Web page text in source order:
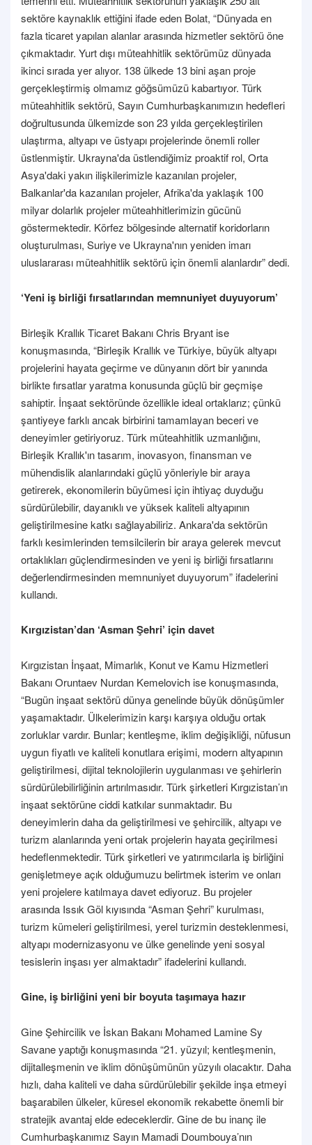
sektöre kaynaklık ettiğini ifade eden Bolat, “Dünyada en
fazla ticaret yapılan alanlar arasında hizmetler sektörü öne
çıkmaktadır. Yurt dışı müteahhitlik sektörümüz dünyada
ikinci sırada yer alıyor. 138 ülkede 13 bini aşan proje
gerçekleştirmiş olmamız göğsümüzü kabartıyor. Türk
müteahhitlik sektörü, Sayın Cumhurbaşkanımızın hedefleri
doğrultusunda ülkemizde son 23 yılda gerçekleştirilen
ulaştırma, altyapı ve üstyapı projelerinde önemli roller
üstlenmiştir. Ukrayna'da üstlendiğimiz proaktif rol, Orta
Asya'daki yakın ilişkilerimizle kazanılan projeler,
Balkanlar'da kazanılan projeler, Afrika'da yaklaşık 100
milyar dolarlık projeler müteahhitlerimizin gücünü
göstermektedir. Körfez bölgesinde alternatif koridorların
oluşturulması, Suriye ve Ukrayna'nın yeniden imarı
uluslararası müteahhitlik sektörü için önemli alanlardır” dedi.
‘Yeni iş birliği fırsatlarından memnuniyet duyuyorum’
Birleşik Krallık Ticaret Bakanı Chris Bryant ise
konuşmasında, “Birleşik Krallık ve Türkiye, büyük altyapı
projelerini hayata geçirme ve dünyanın dört bir yanında
birlikte fırsatlar yaratma konusunda güçlü bir geçmişe
sahiptir. İnşaat sektöründe özellikle ideal ortaklarız; çünkü
şantiyeye farklı ancak birbirini tamamlayan beceri ve
deneyimler getiriyoruz. Türk müteahhitlik uzmanlığını,
Birleşik Krallık'ın tasarım, inovasyon, finansman ve
mühendislik alanlarındaki güçlü yönleriyle bir araya
getirerek, ekonomilerin büyümesi için ihtiyaç duyduğu
sürdürülebilir, dayanıklı ve yüksek kaliteli altyapının
geliştirilmesine katkı sağlayabiliriz. Ankara'da sektörün
farklı kesimlerinden temsilcilerin bir araya gelerek mevcut
ortaklıkları güçlendirmesinden ve yeni iş birliği fırsatlarını
değerlendirmesinden memnuniyet duyuyorum” ifadelerini
kullandı.
Kırgızistan’dan ‘Asman Şehri’ için davet
Kırgızistan İnşaat, Mimarlık, Konut ve Kamu Hizmetleri
Bakanı Oruntaev Nurdan Kemelovich ise konuşmasında,
“Bugün inşaat sektörü dünya genelinde büyük dönüşümler
yaşamaktadır. Ülkelerimizin karşı karşıya olduğu ortak
zorluklar vardır. Bunlar; kentleşme, iklim değişikliği, nüfusun
uygun fiyatlı ve kaliteli konutlara erişimi, modern altyapının
geliştirilmesi, dijital teknolojilerin uygulanması ve şehirlerin
sürdürülebilirliğinin artırılmasıdır. Türk şirketleri Kırgızistan’ın
inşaat sektörüne ciddi katkılar sunmaktadır. Bu
deneyimlerin daha da geliştirilmesi ve şehircilik, altyapı ve
turizm alanlarında yeni ortak projelerin hayata geçirilmesi
hedeflenmektedir. Türk şirketleri ve yatırımcılarla iş birliğini
genişletmeye açık olduğumuzu belirtmek isterim ve onları
yeni projelere katılmaya davet ediyoruz. Bu projeler
arasında Issık Göl kıyısında “Asman Şehri” kurulması,
turizm kümeleri geliştirilmesi, yerel turizmin desteklenmesi,
altyapı modernizasyonu ve ülke genelinde yeni sosyal
tesislerin inşası yer almaktadır” ifadelerini kullandı.
Gine, iş birliğini yeni bir boyuta taşımaya hazır
Gine Şehircilik ve İskan Bakanı Mohamed Lamine Sy
Savane yaptığı konuşmasında “21. yüzyıl; kentleşmenin,
dijitalleşmenin ve iklim dönüşümünün yüzyılı olacaktır. Daha
hızlı, daha kaliteli ve daha sürdürülebilir şekilde inşa etmeyi
başarabilen ülkeler, küresel ekonomik rekabette önemli bir
stratejik avantaj elde edeceklerdir. Gine de bu inanç ile
Cumhurbaşkanımız Sayın Mamadi Doumbouya’nın